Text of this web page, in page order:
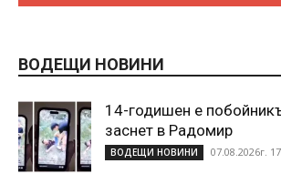
ВОДЕЩИ НОВИНИ
14-годишен е
заснет в Радомир
ВОДЕЩИ НОВИНИ 07.08.2026г.